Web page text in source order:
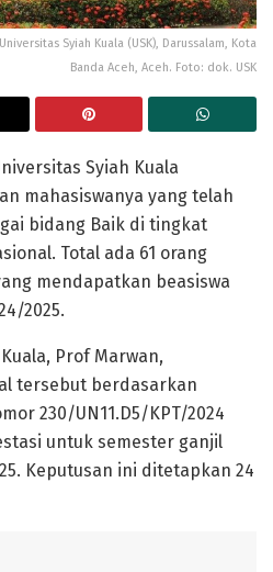
Syiah Kuala (USK), Darussalam, Kota
Banda Aceh, Aceh. Foto: dok. USK
Syiah Kuala
mahasiswanya yang telah
bidang Baik di tingkat
Total ada 61 orang
mendapatkan beasiswa
2025.
Prof Marwan,
tersebut berdasarkan
230/UN11.D5/KPT/2024
untuk semester ganjil
Keputusan ini ditetapkan 24